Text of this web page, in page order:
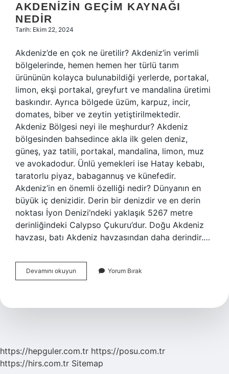
AKDENIZIN GEÇIM KAYNAĞI
NEDIR
Tarih: Ekim 22, 2024
Akdeniz’de en çok ne üretilir? Akdeniz’in verimli
bölgelerinde, hemen hemen her türlü tarım
ürününün kolayca bulunabildiği yerlerde, portakal,
limon, ekşi portakal, greyfurt ve mandalina üretimi
baskındır. Ayrıca bölgede üzüm, karpuz, incir,
domates, biber ve zeytin yetiştirilmektedir.
Akdeniz Bölgesi neyi ile meşhurdur? Akdeniz
bölgesinden bahsedince akla ilk gelen deniz,
güneş, yaz tatili, portakal, mandalina, limon, muz
ve avokadodur. Ünlü yemekleri ise Hatay kebabı,
taratorlu piyaz, babagannuş ve künefedir.
Akdeniz’in en önemli özelliği nedir? Dünyanın en
büyük iç denizidir. Derin bir denizdir ve en derin
noktası İyon Denizi’ndeki yaklaşık 5267 metre
derinliğindeki Calypso Çukuru’dur. Doğu Akdeniz
havzası, batı Akdeniz havzasından daha derindir.…
Devamını okuyun Akdenizin
Geçim
Yorum Bırak
https://hepguler.com.tr https://posu.com.tr
https://hirs.com.tr Sitemap